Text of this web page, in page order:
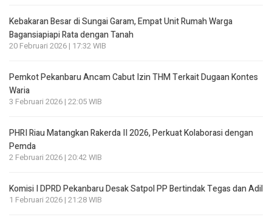
Kebakaran Besar di Sungai Garam, Empat Unit Rumah Warga
Bagansiapiapi Rata dengan Tanah
20 Februari 2026 | 17:32 WIB
Pemkot Pekanbaru Ancam Cabut Izin THM Terkait Dugaan Kontes
Waria
3 Februari 2026 | 22:05 WIB
PHRI Riau Matangkan Rakerda II 2026, Perkuat Kolaborasi dengan
Pemda
2 Februari 2026 | 20:42 WIB
Komisi I DPRD Pekanbaru Desak Satpol PP Bertindak Tegas dan Adil
1 Februari 2026 | 21:28 WIB